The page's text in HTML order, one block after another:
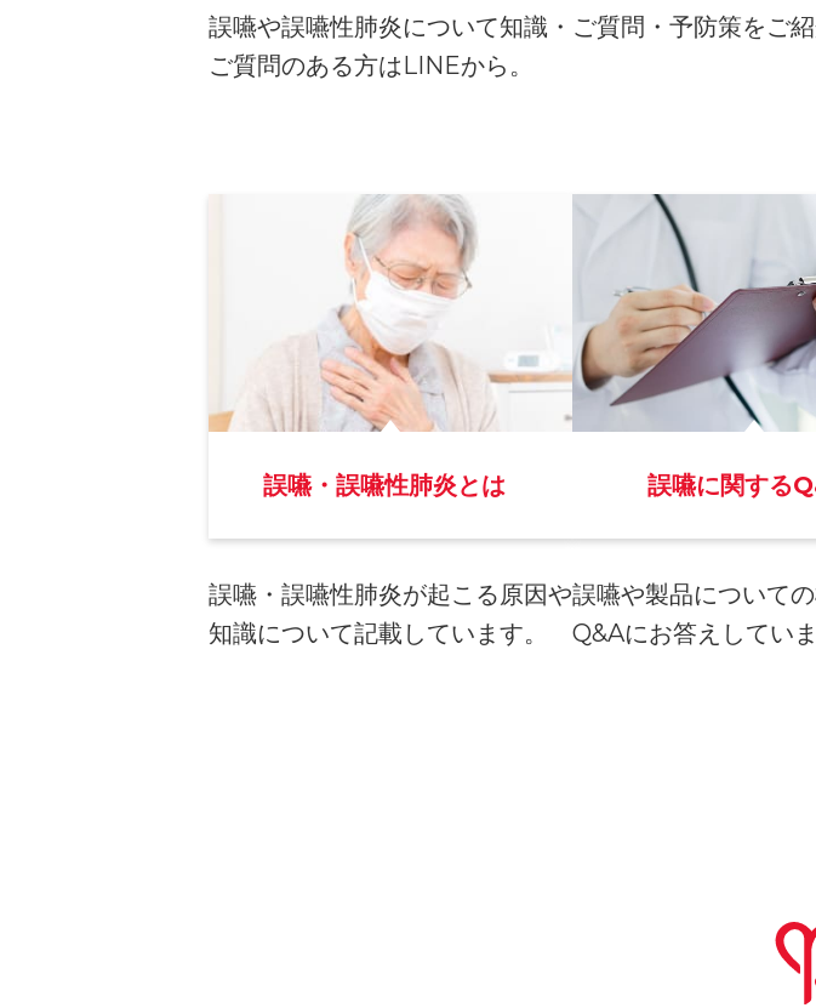
誤嚥や誤嚥性肺炎について知識・ご質問・予防策をご紹
ご質問のある方はLINEから。
誤嚥・誤嚥性肺炎とは
誤嚥・誤嚥性肺炎が起こる原因や
知識について記載しています。
誤嚥に関する
誤嚥や製品について
Q&Aにお答えしていま